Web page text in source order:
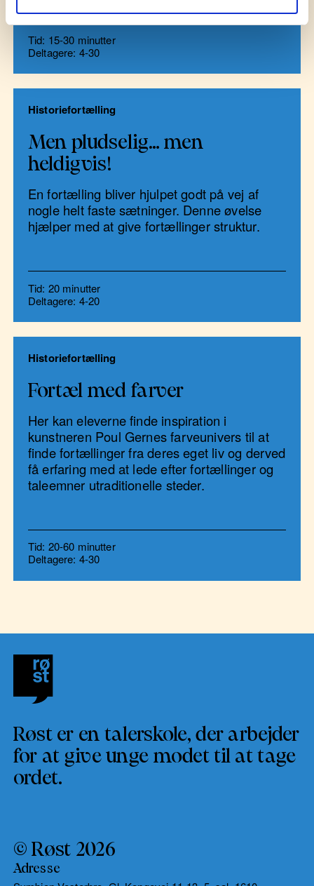
Tid: 15-30 minutter
Deltagere: 4-30
Historiefortælling
Men pludselig… men
heldigvis!
En fortælling bliver hjulpet godt på vej af
nogle helt faste sætninger. Denne øvelse
hjælper med at give fortællinger struktur.
Tid: 20 minutter
Deltagere: 4-20
Historiefortælling
Fortæl med farver
Her kan eleverne finde inspiration i
kunstneren Poul Gernes farveunivers til at
finde fortællinger fra deres eget liv og derved
få erfaring med at lede efter fortællinger og
taleemner utraditionelle steder.
Tid: 20-60 minutter
Deltagere: 4-30
Røst er en talerskole, der arbejder
for at give unge modet til at tage
ordet.
© Røst 2026
Adresse